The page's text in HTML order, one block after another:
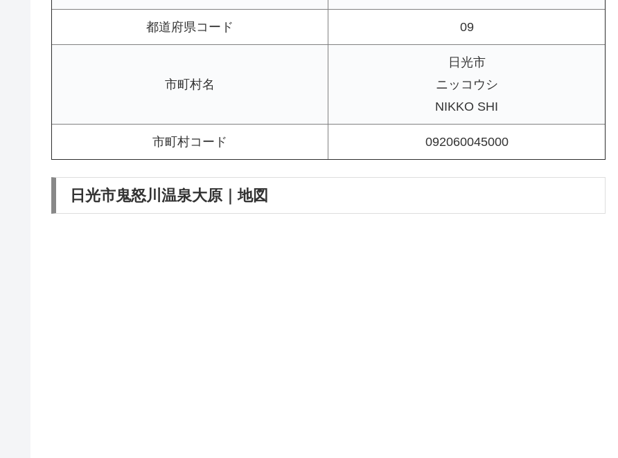
都道府県コード 09
市町村名
日光市
ニッコウシ
NIKKO SHI
市町村コード 092060045000
日光市鬼怒川温泉大原｜地図